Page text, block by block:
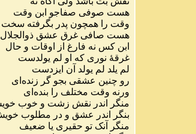
هست صوفی صفاجو ابن وقت
وقت را همچون پدر بگرفته سخت
هست صافی غرق عشق ذوالجلال
ابن کس نه فارغ از اوقات و حال
غرقهٔ نوری که او لم یولدست
لم یلد لم یولد آن ایزدست
رو چنین عشقی بجو گر زنده ای
ورنه وقت مختلف را بنده ای
منگر
اندر نقش زشت و خوب
بنگر
اندر عشق و در مطلوب
منگر
آنک تو حقیری یا ضعیف